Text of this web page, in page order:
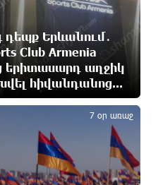
ու Օմանը համաձայնեցրել
նեղուցով նոր
կոորդինատները
7 ժամ առաջ
Tete նախագծի
հարցազրույց է
8 ժամ առաջ
Երևանում․
Club Armenia
երիտասարդ աղջիկ
հիվանդանոց...
7 օր առաջ